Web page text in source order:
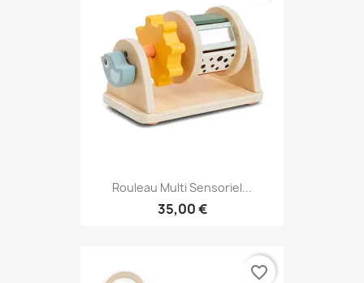
Rouleau Multi Sensoriel...
35,00 €
favorite_border